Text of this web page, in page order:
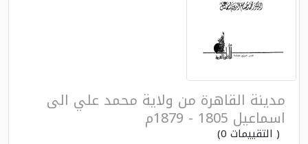
مدينة القاهرة من ولاية محمد علي الى
اسماعيل 1805 - 1879م
( التقييمات 0)